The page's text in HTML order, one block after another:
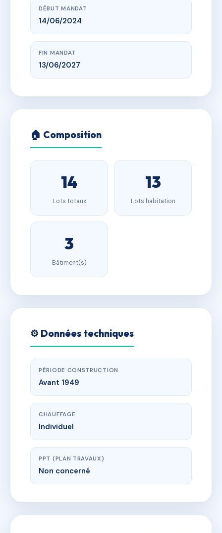
DÉBUT MANDAT
14/06/2024
FIN MANDAT
13/06/2027
🏠 Composition
14
Lots totaux
13
Lots habitation
3
Bâtiment(s)
⚙️ Données techniques
PÉRIODE CONSTRUCTION
Avant 1949
CHAUFFAGE
Individuel
PPT (PLAN TRAVAUX)
Non concerné